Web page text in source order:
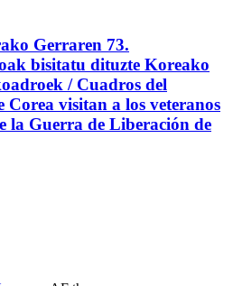
Gerraren 73.
bisitatu dituzte Koreako
/ Cuadros del
visitan a los veteranos
la Guerra de Liberación de